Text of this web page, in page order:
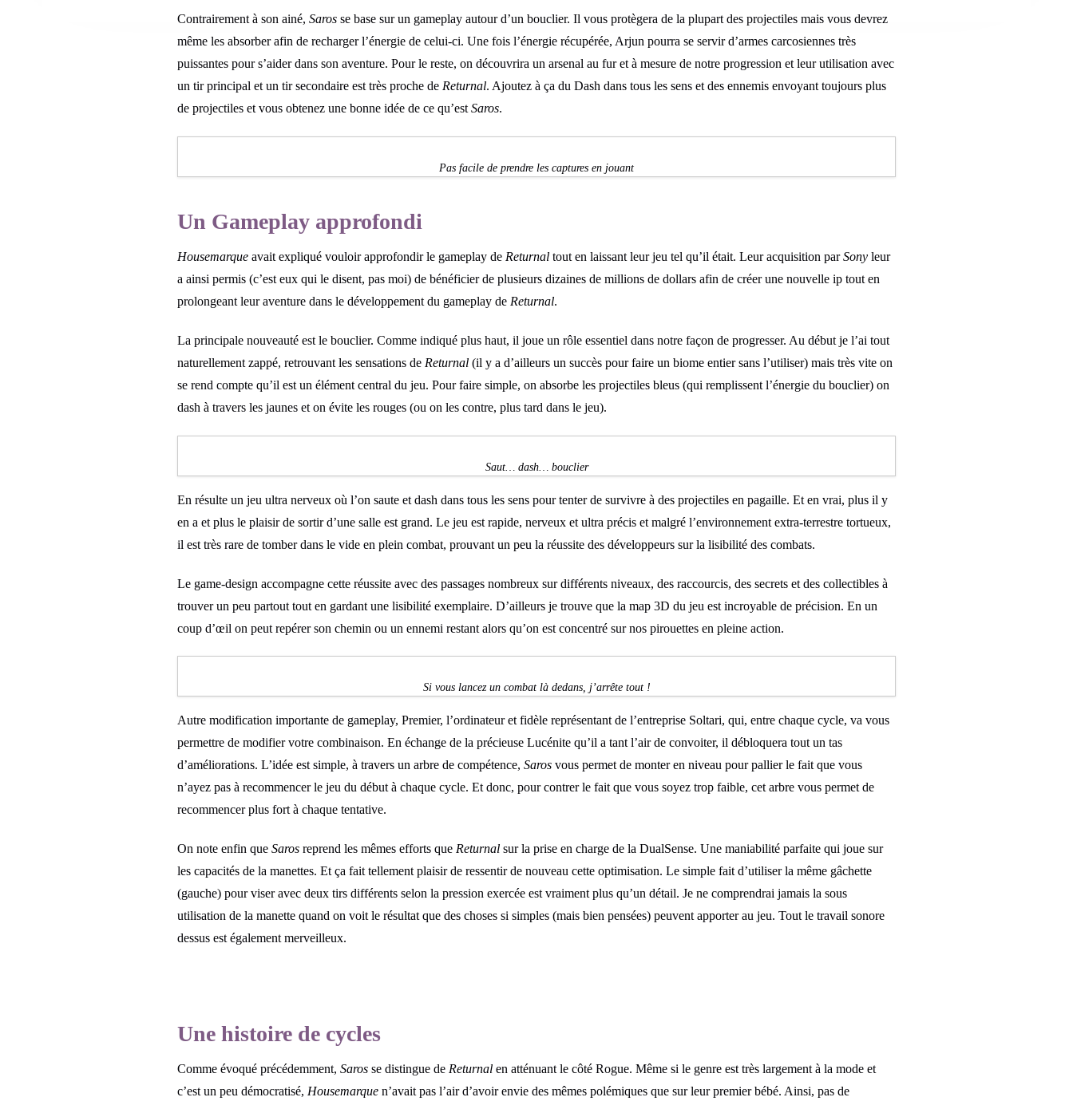
Contrairement à son ainé, Saros se base sur un gameplay autour d’un bouclier. Il vous protègera de la plupart des projectiles mais vous devrez
même les absorber afin de recharger l’énergie de celui-ci. Une fois l’énergie récupérée, Arjun pourra se servir d’armes carcosiennes très
puissantes pour s’aider dans son aventure. Pour le reste, on découvrira un arsenal au fur et à mesure de notre progression et leur utilisation avec
un tir principal et un tir secondaire est très proche de Returnal. Ajoutez à ça du Dash dans tous les sens et des ennemis envoyant toujours plus
de projectiles et vous obtenez une bonne idée de ce qu’est Saros.
Pas facile de prendre les captures en jouant
Un Gameplay approfondi
Housemarque avait expliqué vouloir approfondir le gameplay de Returnal tout en laissant leur jeu tel qu’il était. Leur acquisition parSony leur
a ainsi permis (c’est eux qui le disent, pas moi) de bénéficier de plusieurs dizaines de millions de dollars afin de créer une nouvelle ip tout en
prolongeant leur aventure dans le développement du gameplay de Returnal.
La principale nouveauté est le bouclier. Comme indiqué plus haut, il joue un rôle essentiel dans notre façon de progresser. Au début je l’ai tout
naturellement zappé, retrouvant les sensations de Returnal (il y a d’ailleurs un succès pour faire un biome entier sans l’utiliser) mais très vite on
se rend compte qu’il est un élément central du jeu. Pour faire simple, on absorbe les projectiles bleus (qui remplissent l’énergie du bouclier) on
dash à travers les jaunes et on évite les rouges (ou on les contre, plus tard dans le jeu).
Saut… dash… bouclier
En résulte un jeu ultra nerveux où l’on saute et dash dans tous les sens pour tenter de survivre à des projectiles en pagaille. Et en vrai, plus il y
en a et plus le plaisir de sortir d’une salle est grand. Le jeu est rapide, nerveux et ultra précis et malgré l’environnement extra-terrestre tortueux,
il est très rare de tomber dans le vide en plein combat, prouvant un peu la réussite des développeurs sur la lisibilité des combats.
Le game-design accompagne cette réussite avec des passages nombreux sur différents niveaux, des raccourcis, des secrets et des collectibles à
trouver un peu partout tout en gardant une lisibilité exemplaire. D’ailleurs je trouve que la map 3D du jeu est incroyable de précision. En un
coup d’œil on peut repérer son chemin ou un ennemi restant alors qu’on est concentré sur nos pirouettes en pleine action.
Si vous lancez un combat là dedans, j’arrête tout !
Autre modification importante de gameplay, Premier, l’ordinateur et fidèle représentant de l’entreprise Soltari, qui, entre chaque cycle, va vous
permettre de modifier votre combinaison. En échange de la précieuse Lucénite qu’il a tant l’air de convoiter, il débloquera tout un tas
d’améliorations. L’idée est simple, à travers un arbre de compétence, Saros vous permet de monter en niveau pour pallier le fait que vous
n’ayez pas à recommencer le jeu du début à chaque cycle. Et donc, pour contrer le fait que vous soyez trop faible, cet arbre vous permet de
recommencer plus fort à chaque tentative.
On note enfin que Saros reprend les mêmes efforts que Returnal sur la prise en charge de la DualSense. Une maniabilité parfaite qui joue sur
les capacités de la manettes. Et ça fait tellement plaisir de ressentir de nouveau cette optimisation. Le simple fait d’utiliser la même gâchette
(gauche) pour viser avec deux tirs différents selon la pression exercée est vraiment plus qu’un détail. Je ne comprendrai jamais la sous
utilisation de la manette quand on voit le résultat que des choses si simples (mais bien pensées) peuvent apporter au jeu. Tout le travail sonore
dessus est également merveilleux.
Une histoire de cycles
Comme évoqué précédemment, Saros se distingue de Returnal en atténuant le côté Rogue. Même si le genre est très largement à la mode et
c’est un peu démocratisé, Housemarque n’avait pas l’air d’avoir envie des mêmes polémiques que sur leur premier bébé. Ainsi, pas de